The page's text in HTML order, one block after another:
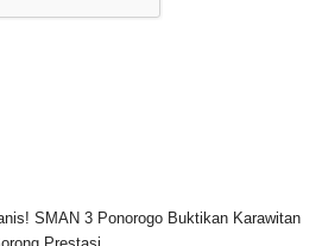
SMAN 3 Ponorogo Buktikan Karawitan